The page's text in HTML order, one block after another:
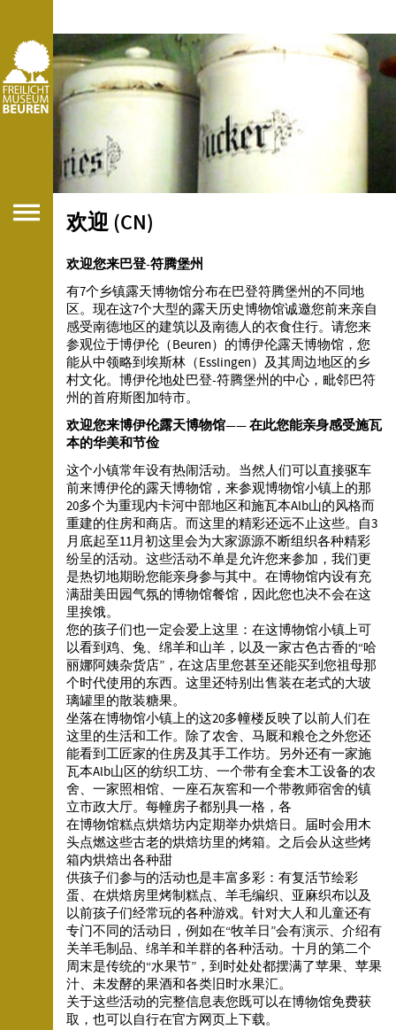
欢迎 (CN)
欢迎您来巴登-符腾堡州
有7个乡镇露天博物馆分布在巴登符腾堡州的不同地
区。现在这7个大型的露天历史博物馆诚邀您前来亲自
感受南德地区的建筑以及南德人的衣食住行。请您来
参观位于博伊伦（Beuren）的博伊伦露天博物馆，您
能从中领略到埃斯林（Esslingen）及其周边地区的乡
村文化。博伊伦地处巴登-符腾堡州的中心，毗邻巴符
州的首府斯图加特市。
欢迎您来博伊伦露天博物馆—— 在此您能亲身感受施瓦
本的华美和节俭
这个小镇常年设有热闹活动。当然人们可以直接驱车
前来博伊伦的露天博物馆，来参观博物馆小镇上的那
20多个为重现内卡河中部地区和施瓦本Alb山的风格而
重建的住房和商店。而这里的精彩还远不止这些。自3
月底起至11月初这里会为大家源源不断组织各种精彩
纷呈的活动。这些活动不单是允许您来参加，我们更
是热切地期盼您能亲身参与其中。在博物馆内设有充
满甜美田园气氛的博物馆餐馆，因此您也决不会在这
里挨饿。
您的孩子们也一定会爱上这里：在这博物馆小镇上可
以看到鸡、兔、绵羊和山羊，以及一家古色古香的“哈
丽娜阿姨杂货店”，在这店里您甚至还能买到您祖母那
个时代使用的东西。这里还特别出售装在老式的大玻
璃罐里的散装糖果。
坐落在博物馆小镇上的这20多幢楼反映了以前人们在
这里的生活和工作。除了农舍、马厩和粮仓之外您还
能看到工匠家的住房及其手工作坊。另外还有一家施
瓦本Alb山区的纺织工坊、一个带有全套木工设备的农
舍、一家照相馆、一座石灰窖和一个带教师宿舍的镇
立市政大厅。每幢房子都别具一格，各
在博物馆糕点烘焙坊内定期举办烘焙日。届时会用木
头点燃这些古老的烘焙坊里的烤箱。之后会从这些烤
箱内烘焙出各种甜
供孩子们参与的活动也是丰富多彩：有复活节绘彩
蛋、在烘焙房里烤制糕点、羊毛编织、亚麻织布以及
以前孩子们经常玩的各种游戏。针对大人和儿童还有
专门不同的活动日，例如在“牧羊日”会有演示、介绍有
关羊毛制品、绵羊和羊群的各种活动。十月的第二个
周末是传统的“水果节”，到时处处都摆满了苹果、苹果
汁、未发酵的果酒和各类旧时水果汇。
关于这些活动的完整信息表您既可以在博物馆免费获
取，也可以自行在官方网页上下载。